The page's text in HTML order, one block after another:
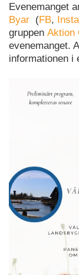
Evenemanget
Byar (FB, Insta
gruppen Aktion
evenemanget.
informationen i